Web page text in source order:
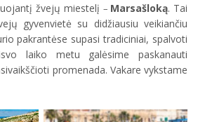
žvejų miestelį – Marsašloką. Tai
gyvenvietė su didžiausiu veikiančiu
pakrantėse supasi tradiciniai, spalvoti
laiko metu galėsime paskanauti
promenada. Vakare vykstame